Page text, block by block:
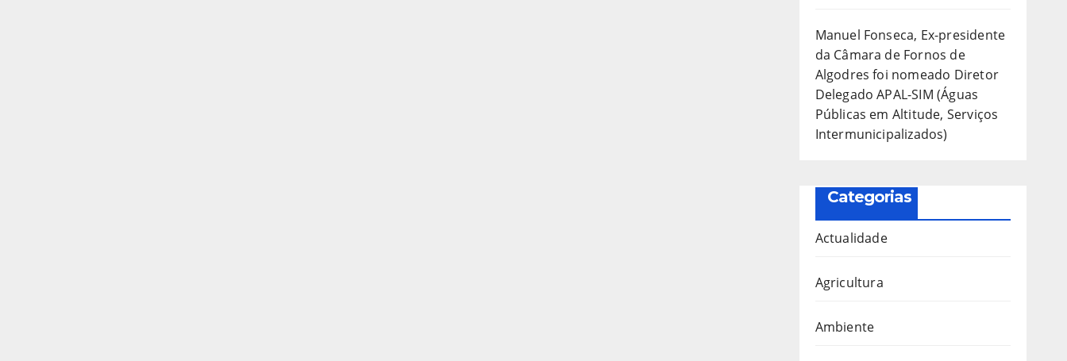
Manuel Fonseca, Ex-presidente
da Câmara de Fornos de
Algodres foi nomeado Diretor
Delegado APAL-SIM (Águas
Públicas em Altitude, Serviços
Intermunicipalizados)
Categorias
Actualidade
Agricultura
Ambiente